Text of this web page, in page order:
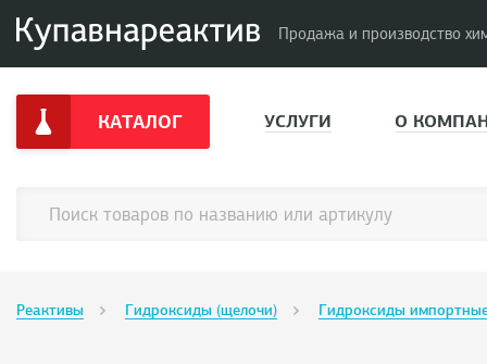
Продажа и производство
КАТАЛОГ УСЛУГИ О
Реактивы Гидроксиды (щелочи) Гидроксиды